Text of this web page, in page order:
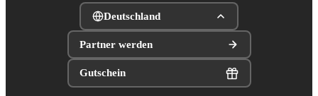
Deutschland
Partner werden
Gutschein